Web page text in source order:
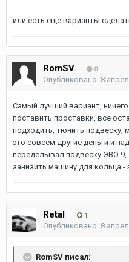
или есть еще варианты
RomSV 0
Опубликовано: 8
Самый лучший вариант,
поставить проставки, все
подходить, тюнить подвеску,
это совсем другие деньги и
переделывал подвеску ЭВО 9,
занизить машину для кольца -
Retal 1
Опубликовано: 8
RomSV писал: